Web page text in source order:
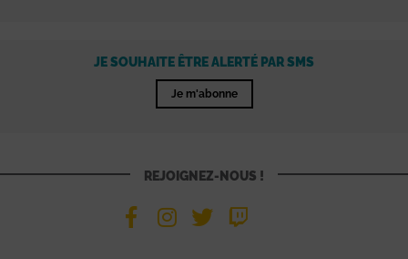
JE SOUHAITE ÊTRE ALERTÉ PAR SMS
Je m'abonne
REJOIGNEZ-NOUS !